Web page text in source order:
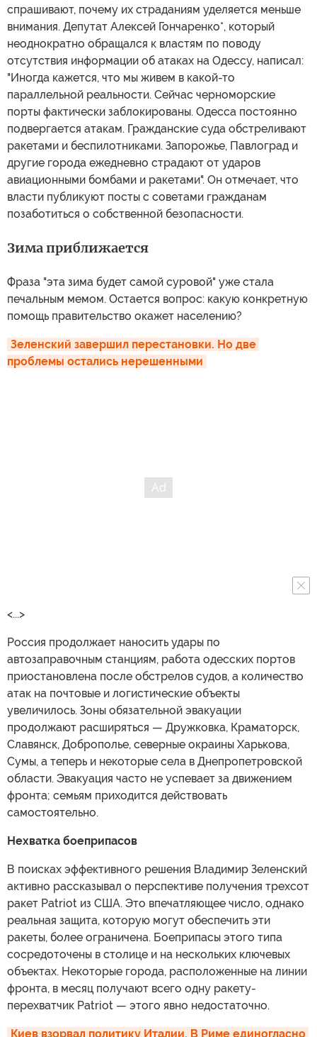
спрашивают, почему их страданиям уделяется меньше
внимания. Депутат Алексей Гончаренко*, который
неоднократно обращался к властям по поводу
отсутствия информации об атаках на Одессу, написал:
"Иногда кажется, что мы живем в какой-то
параллельной реальности. Сейчас черноморские
порты фактически заблокированы. Одесса постоянно
подвергается атакам. Гражданские суда обстреливают
ракетами и беспилотниками. Запорожье, Павлоград и
другие города ежедневно страдают от ударов
авиационными бомбами и ракетами". Он отмечает, что
власти публикуют посты с советами гражданам
позаботиться о собственной безопасности.
Зима приближается
Фраза "эта зима будет самой суровой" уже стала
печальным мемом. Остается вопрос: какую конкретную
помощь правительство окажет населению?
Зеленский завершил перестановки. Но две
проблемы остались нерешенными
<...>
Россия продолжает наносить удары по
автозаправочным станциям, работа одесских портов
приостановлена после обстрелов судов, а количество
атак на почтовые и логистические объекты
увеличилось. Зоны обязательной эвакуации
продолжают расширяться — Дружковка, Краматорск,
Славянск, Доброполье, северные окраины Харькова,
Сумы, а теперь и некоторые села в Днепропетровской
области. Эвакуация часто не успевает за движением
фронта; семьям приходится действовать
самостоятельно.
Нехватка боеприпасов
В поисках эффективного решения Владимир Зеленский
активно рассказывал о перспективе получения трехсот
ракет Patriot из США. Это впечатляющее число, однако
реальная защита, которую могут обеспечить эти
ракеты, более ограничена. Боеприпасы этого типа
сосредоточены в столице и на нескольких ключевых
объектах. Некоторые города, расположенные на линии
фронта, в месяц получают всего одну ракету-
перехватчик Patriot — этого явно недостаточно.
Киев взорвал политику Италии. В Риме единогласно